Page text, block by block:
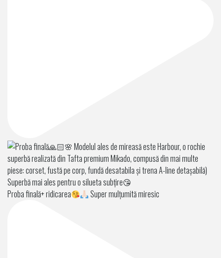
Proba finală+ ridicarea Super mulțumită miresic